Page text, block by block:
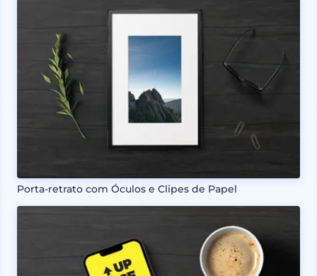
Porta-retrato com Óculos e Clipes de Papel